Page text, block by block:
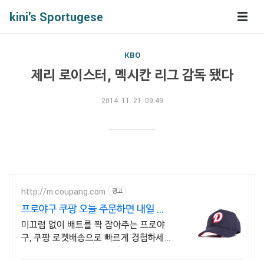
kini's Sportugese
KBO
제리 로이스터, 멕시칸 리그 감독 됐다
2014. 11. 21. 09:49
http://m.coupang.com 광고
프로야구 쿠팡 오늘 주문하면 내일 도
착
미끄럼 없이 배트를 꽉 잡아주는 프로야
구, 쿠팡 로켓배송으로 빠르게 경험하세